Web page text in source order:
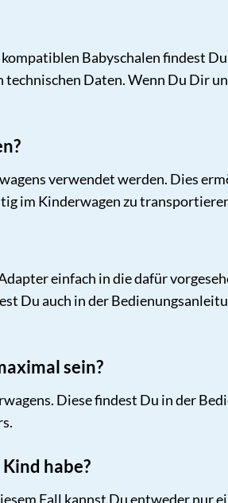
Babyschalen findest
Daten. Wenn Du Dir
verwendet werden. Dies
im Kinderwagen zu
einfach in die dafür
Du auch in der
sein?
Diese findest Du in der
habe?
Fall kannst Du entweder nur